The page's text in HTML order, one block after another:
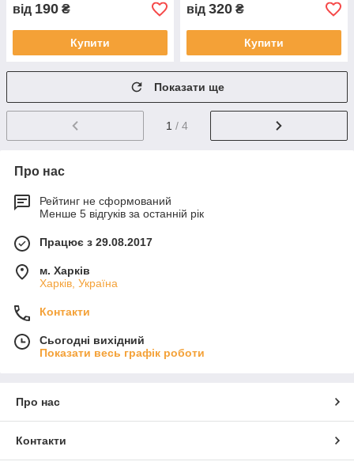
від 190 ₴
Купити
від 320 ₴
Купити
Показати ще
1 / 4
Про нас
Рейтинг не сформований
Менше 5 відгуків за останній рік
Працює з 29.08.2017
м. Харків
Харків, Україна
Контакти
Сьогодні вихідний
Показати весь графік роботи
Про нас
Контакти